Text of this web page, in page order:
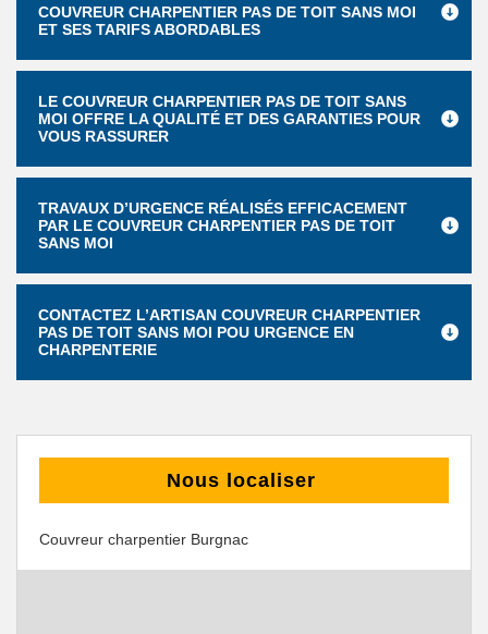
COUVREUR CHARPENTIER PAS DE TOIT SANS MOI
ET SES TARIFS ABORDABLES
LE COUVREUR CHARPENTIER PAS DE TOIT SANS
MOI OFFRE LA QUALITÉ ET DES GARANTIES POUR
VOUS RASSURER
TRAVAUX D’URGENCE RÉALISÉS EFFICACEMENT
PAR LE COUVREUR CHARPENTIER PAS DE TOIT
SANS MOI
CONTACTEZ L’ARTISAN COUVREUR CHARPENTIER
PAS DE TOIT SANS MOI POU URGENCE EN
CHARPENTERIE
Nous localiser
Couvreur charpentier Burgnac